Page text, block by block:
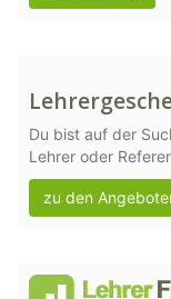
Du bist auf der
Lehrer oder
zu den